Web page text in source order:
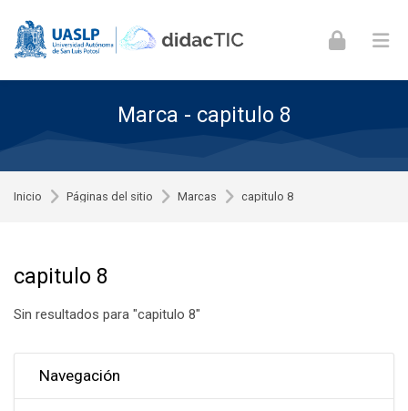
Marca - capitulo 8
Inicio Páginas del sitio Marcas capitulo 8
capitulo 8
Sin resultados para "capitulo 8"
Navegación